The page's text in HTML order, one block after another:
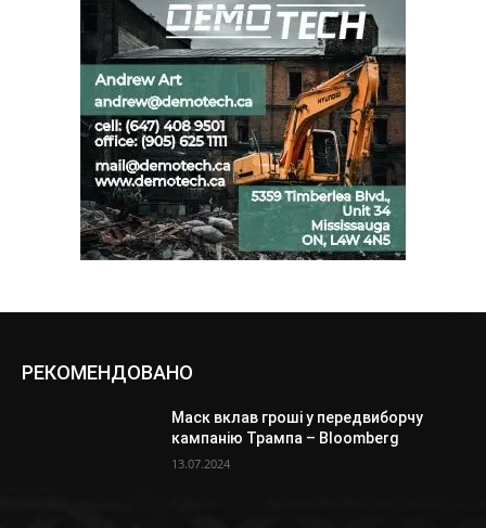
РЕКОМЕНДОВАНО
Маск вклав гроші у передвиборчу
кампанію Трампа – Bloomberg
13.07.2024